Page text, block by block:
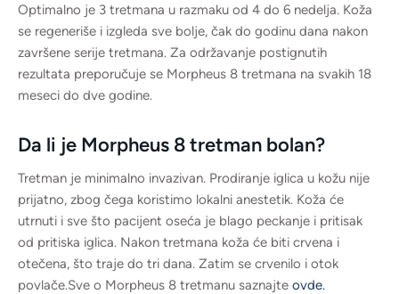
Optimalno je 3 tretmana u razmaku od 4 do 6 nedelja. Koža
se regeneriše i izgleda sve bolje, čak do godinu dana nakon
završene serije tretmana. Za održavanje postignutih
rezultata preporučuje se Morpheus 8 tretmana na svakih 18
meseci do dve godine.
Da li je Morpheus 8 tretman bolan?
Tretman je minimalno invazivan. Prodiranje iglica u kožu nije
prijatno, zbog čega koristimo lokalni anestetik. Koža će
utrnuti i sve što pacijent oseća je blago peckanje i pritisak
od pritiska iglica. Nakon tretmana koža će biti crvena i
otečena, što traje do tri dana. Zatim se crvenilo i otok
povlače.Sve o Morpheus 8 tretmanu saznajte ovde.